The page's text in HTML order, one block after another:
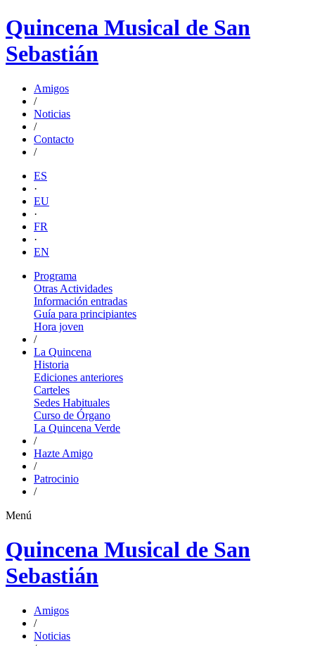
Quincena Musical de San
Sebastián
Amigos
/
Noticias
/
Contacto
/
ES
·
EU
·
FR
·
EN
Programa
Otras Actividades
Información entradas
Guía para principiantes
Hora joven
/
La Quincena
Historia
Ediciones anteriores
Carteles
Sedes Habituales
Curso de Órgano
La Quincena Verde
/
Hazte Amigo
/
Patrocinio
/
Menú
Quincena Musical de San
Sebastián
Amigos
/
Noticias